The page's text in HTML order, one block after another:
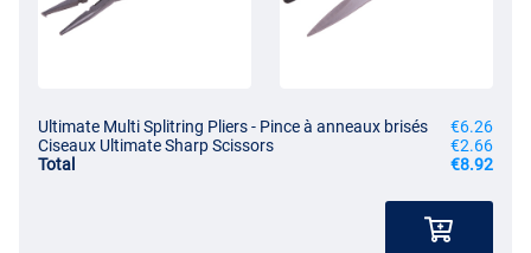
Ultimate Multi Splitring Pliers - Pince à anneaux brisés
€6.26
Ciseaux Ultimate Sharp Scissors
€2.66
Total
€8.92